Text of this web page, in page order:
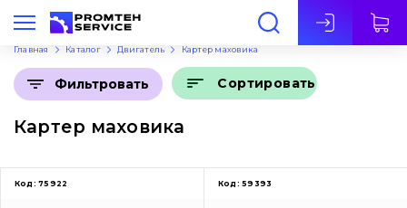
Рус
Главная Каталог Двигатель Картер маховика
Картер маховика
Фильтровать Сортировать
Код: 75922 Код: 59393